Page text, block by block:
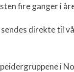
fire ganger i
direkte til
i